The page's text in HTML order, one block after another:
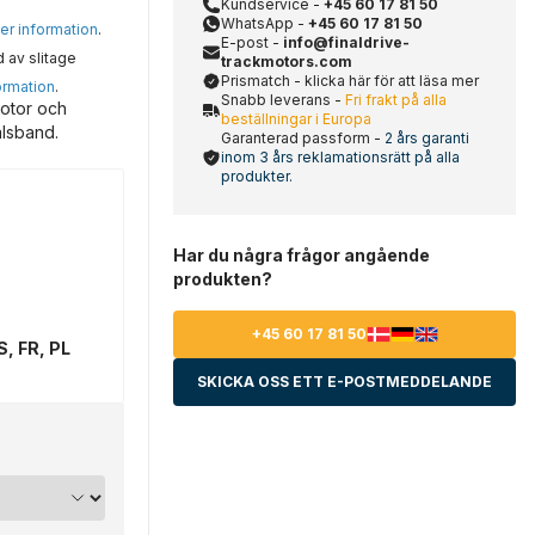
information.
av slitage
.
och
FR, PL
Kundservice - +45 60 17 81 50
WhatsApp - +45 60 17 81 50
E-post - info@finaldrive-
trackmotors.com
Prismatch - klicka här för att läsa mer
Snabb leverans - Fri frakt på alla
beställningar i Europa
Garanterad passform - 2 års garanti
inom 3 års reklamationsrätt på alla
produkter.
Har du några frågor angående
produkten?
+45 60 17 81 50
SKICKA OSS ETT E-POSTMEDDELANDE